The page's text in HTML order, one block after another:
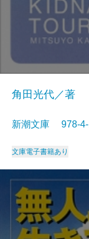
角田光代／著
新潮文庫 978-
文庫電子書籍あり